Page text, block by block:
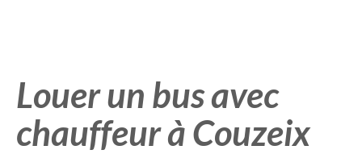
Louer un bus avec
chauffeur à Couzeix